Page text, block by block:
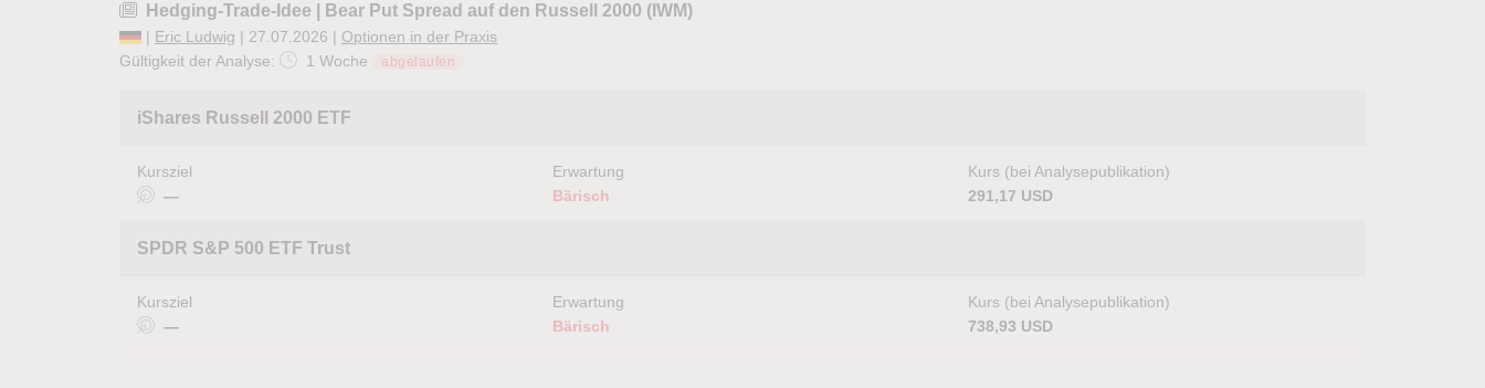
Hedging-Trade-Idee | Bear Put Spread auf den Russell 2000 (IWM)
| Eric Ludwig | 27.07.2026 | Optionen in der Praxis
Gültigkeit der Analyse:
1 Woche abgelaufen
iShares Russell 2000 ETF
Kursziel
—
Erwartung
Bärisch
Kurs (bei Analysepublikation)
291,17 USD
SPDR S&P 500 ETF Trust
Kursziel
—
Erwartung
Bärisch
Kurs (bei Analysepublikation)
738,93 USD